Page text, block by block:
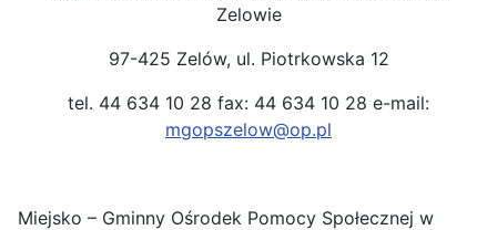
Zelowie
97-425 Zelów, ul. Piotrkowska 12
tel. 44 634 10 28 fax: 44 634 10 28 e-mail:
mgopszelow@op.pl
Miejsko – Gminny Ośrodek Pomocy Społecznej w